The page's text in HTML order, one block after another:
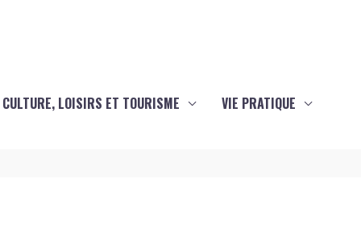
CULTURE, LOISIRS ET TOURISME VIE PRATIQUE